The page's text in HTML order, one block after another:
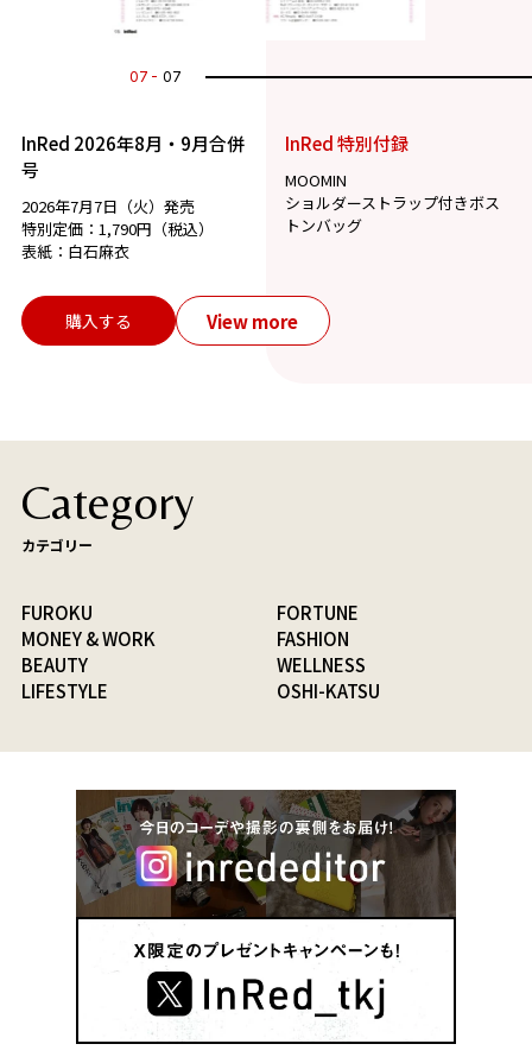
07 07
InRed 2026年8月・9月合併
号
2026年7月7日（火）発売
特別定価：1,790円（税込）
表紙：白石麻衣
InRed 特別付録
MOOMIN
ショルダーストラップ付きボス
トンバッグ
購入する View more
Category
カテゴリー
FUROKU
FORTUNE
MONEY & WORK
FASHION
BEAUTY
WELLNESS
LIFESTYLE
OSHI-KATSU